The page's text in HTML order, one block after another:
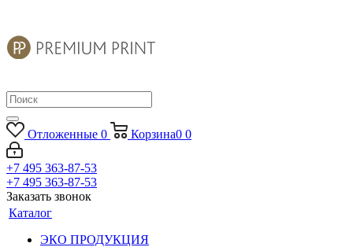
Отложенные 0 Корзина0 0
+7 495 363-87-53
+7 495 363-87-53
Заказать звонок
Каталог
ЭКО ПРОДУКЦИЯ